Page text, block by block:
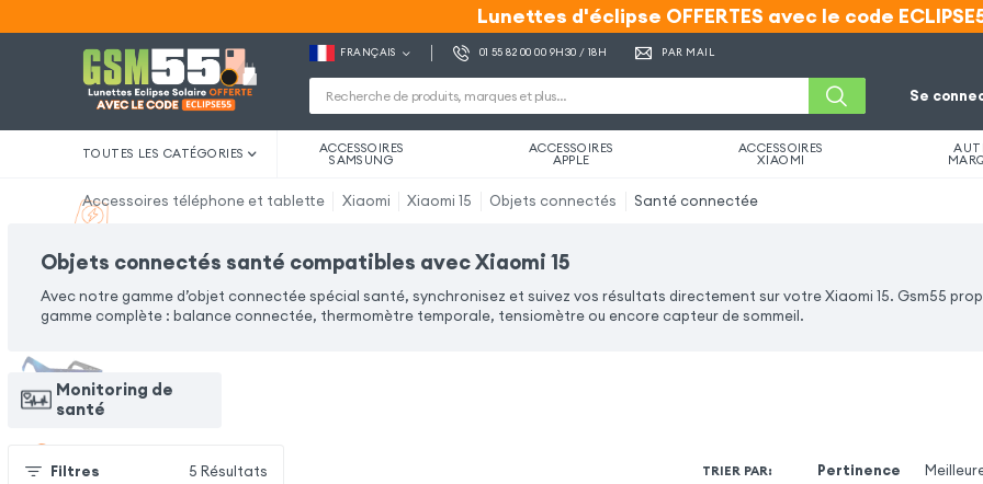
Lunettes d'éclipse OFFERTES avec le code
Lunettes d'éclipse OFFERTES avec le code
FRANÇAIS 01 55 82 00 00 9H30 / 18H PAR MAIL
Se
TOUTES LES CATÉGORIES ACCESSOIRES
SAMSUNG
ACCESSOIRES
APPLE
ACCESSOIRES
XIAOMI
Accessoires téléphone et tablette Xiaomi Xiaomi 15 Objets connectés Santé connectée
Objets connectés santé compatibles avec Xiaomi 15
Avec notre gamme d’objet connectée spécial santé, synchronisez et suivez vos résultats directement sur votre Xiaomi 15. Gsm55
gamme complète : balance connectée, thermomètre temporale, tensiomètre ou encore capteur de sommeil.
Monitoring de
santé
Filtres 5 Résultats TRIER PAR: Pertinence